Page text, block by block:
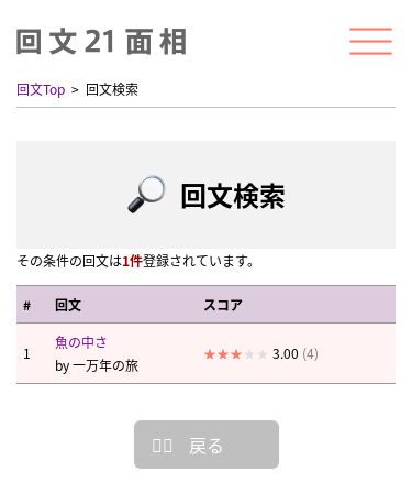
回文Top 回文検索
回文検索
その条件の回文は1件登録されています。
# 回文 スコア
1
魚の中さ
by一万年の旅
3.00 (4)
戻る